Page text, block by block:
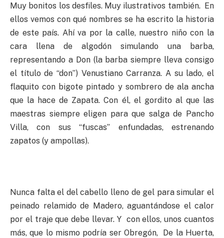
Muy bonitos los desfiles. Muy ilustrativos también. En
ellos vemos con qué nombres se ha escrito la historia
de este país. Ahí va por la calle, nuestro niño con la
cara llena de algodón simulando una barba,
representando a Don (la barba siempre lleva consigo
el título de “don”) Venustiano Carranza. A su lado, el
flaquito con bigote pintado y sombrero de ala ancha
que la hace de Zapata. Con él, el gordito al que las
maestras siempre eligen para que salga de Pancho
Villa, con sus “fuscas” enfundadas, estrenando
zapatos (y ampollas).
Nunca falta el del cabello lleno de gel para simular el
peinado relamido de Madero, aguantándose el calor
por el traje que debe llevar. Y con ellos, unos cuantos
más, que lo mismo podría ser Obregón, De la Huerta,